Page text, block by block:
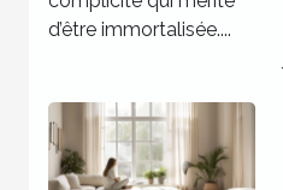
d’être immortalisée....